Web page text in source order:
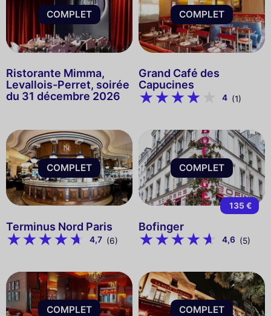
COMPLET
Ristorante Mimma,
Levallois-Perret, soirée
du 31 décembre 2026
COMPLET
Grand Café des
Capucines
4 (1)
COMPLET
Terminus Nord Paris
4,7 (6)
COMPLET
135 €
Bofinger
4,6 (5)
COMPLET COMPLET